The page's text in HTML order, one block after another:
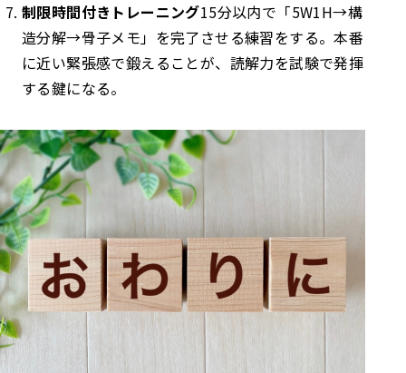
制限時間付きトレーニング15分以内で「5W1H→構
造分解→骨子メモ」を完了させる練習をする。本番
に近い緊張感で鍛えることが、読解力を試験で発揮
する鍵になる。